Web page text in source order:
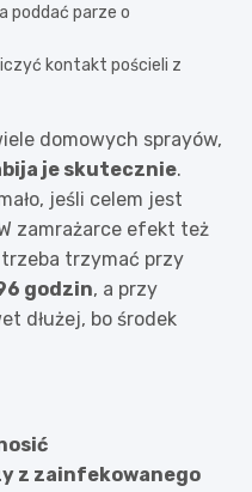
poddać parze o
kontakt pościeli z
domowych sprayów,
je skutecznie.
jeśli celem jest
zamrażarce efekt też
trzymać przy
godzin, a przy
dłużej, bo środek
z zainfekowanego